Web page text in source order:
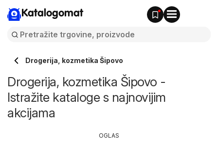
Katalogomat
Drogerija, kozmetika Šipovo
Drogerija, kozmetika Šipovo -
Istražite kataloge s najnovijim
akcijama
OGLAS